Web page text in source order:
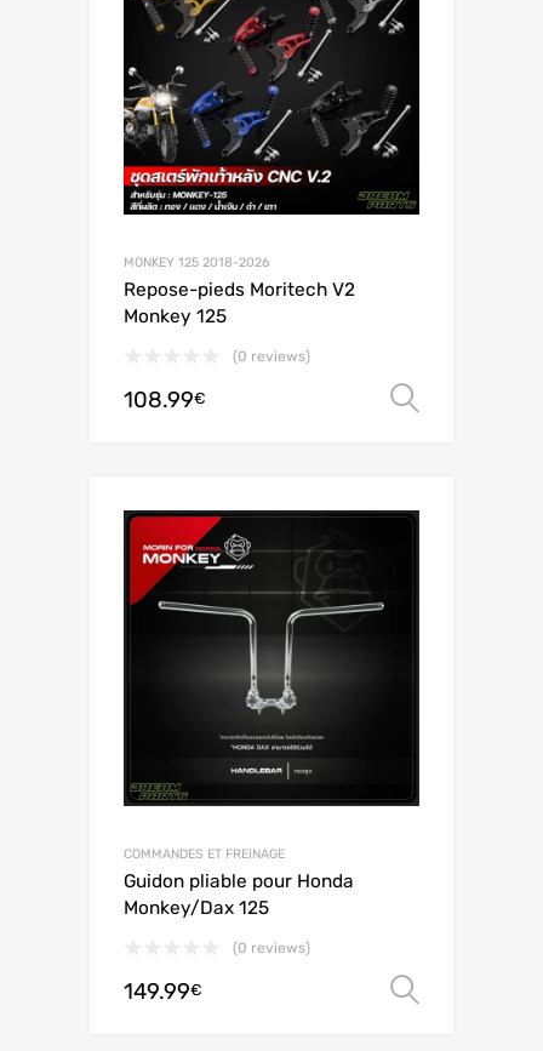
MONKEY 125 2018-2026
Repose-pieds Moritech V2
Monkey 125
(0 reviews)
108.99€
COMMANDES ET FREINAGE
Guidon pliable pour Honda
Monkey/Dax 125
(0 reviews)
149.99€